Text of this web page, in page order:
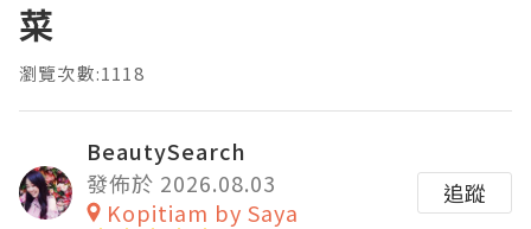
菜
瀏覽次數:1118
BeautySearch
發佈於 2026.08.03
Kopitiam by Saya
追蹤